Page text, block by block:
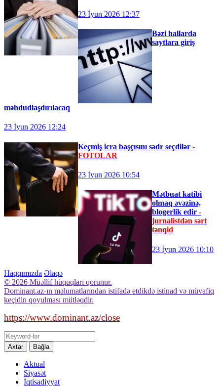
23 İyun 2026 12:37
Bəzi hallarda
saytlara giriş
məhdudlaşdırılacaq
23 İyun 2026 12:24
Keçmiş icra başçısını sədr seçdilər -
FOTOLAR
23 İyun 2026 10:54
Mətbuat katibi
olmaq əvəzinə,
blogerlik edir -
jurnalistdən sərt
tənqid
23 İyun 2026 10:10
Haqqımızda Əlaqə
© 2026 Müəllif hüquqları qorunur.
Dominant.az-ın məlumatlarından istifadə etdikdə istinad və müvafiq
keçidin qoyulması mütləqdir.
https://www.dominant.az/close
Axtar Bağla
Aktual
Siyasət
İqtisadiyyat